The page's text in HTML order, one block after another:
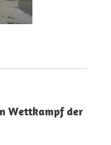
Wettkampf der